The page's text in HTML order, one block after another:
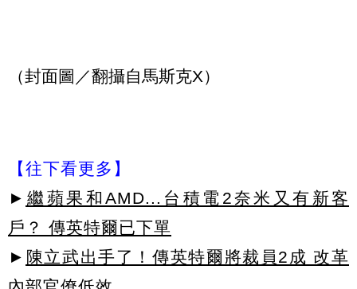
（封面圖／翻攝自馬斯克X）
【往下看更多】
► 繼蘋果和AMD...台積電2奈米又有新客
戶？ 傳英特爾已下單
► 陳立武出手了！傳英特爾將裁員2成 改革